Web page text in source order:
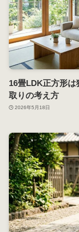
16畳LDK正方形
取りの考え方
2026年5月18日